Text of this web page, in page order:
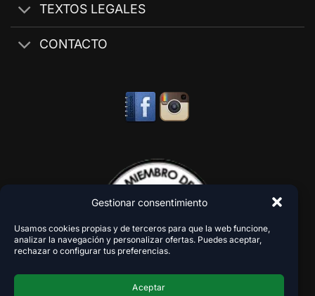
Gestionar consentimiento
Usamos cookies propias y de terceros para que la web funcione,
analizar la navegación y personalizar ofertas. Puedes aceptar,
rechazar o configurar tus preferencias.
Aceptar
TEXTOS LEGALES
CONTACTO